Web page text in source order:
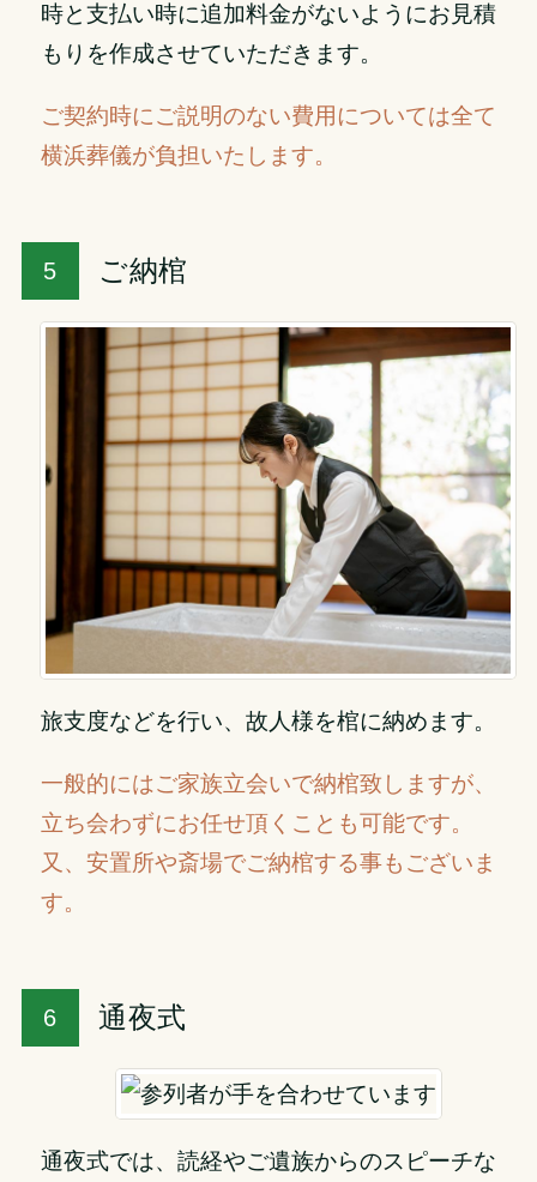
時と支払い時に追加料金がないようにお見積
もりを作成させていただきます。
ご契約時にご説明のない費用については全て
横浜葬儀が負担いたします。
ご納棺
旅支度などを行い、故人様を棺に納めます。
一般的にはご家族立会いで納棺致しますが、
立ち会わずにお任せ頂くことも可能です。
又、安置所や斎場でご納棺する事もございま
す。
通夜式
通夜式では、読経やご遺族からのスピーチな